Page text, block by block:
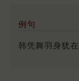
例句
韩凭舞羽身犹